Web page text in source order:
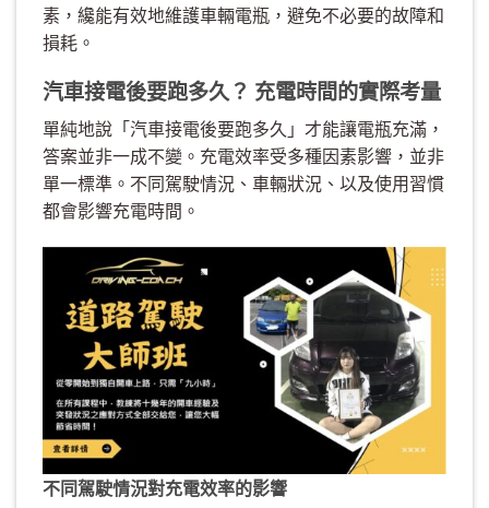
素，纔能有效地維護車輛電瓶，避免不必要的故障和
損耗。
汽車接電後要跑多久？ 充電時間的實際考量
單純地說「汽車接電後要跑多久」才能讓電瓶充滿，
答案並非一成不變。充電效率受多種因素影響，並非
單一標準。不同駕駛情況、車輛狀況、以及使用習慣
都會影響充電時間。
不同駕駛情況對充電效率的影響